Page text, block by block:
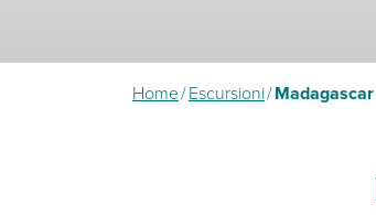
Home/Escursioni/Madagascar